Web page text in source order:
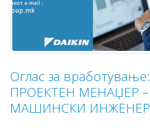
Оглас за вработување:
ПРОЕКТЕН МЕНАЏЕР –
МАШИНСКИ ИНЖЕНЕР